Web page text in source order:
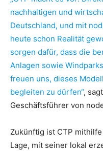
nachhaltigen und
Deutschland, und mit
heute schon Realität
sorgen dafür, dass die
Anlagen sowie
freuen uns, dieses
begleiten zu dürfen“,
Geschäftsführer von
Zukünftig ist CTP
Lage, mit seiner lokal